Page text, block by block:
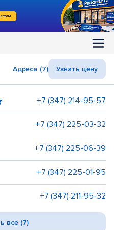
Адреса (7) Узнать цену
+7 (347) 214-95-57
+7 (347) 225-03-32
+7 (347) 225-06-39
+7 (347) 225-01-95
+7 (347) 211-95-32
все (7)